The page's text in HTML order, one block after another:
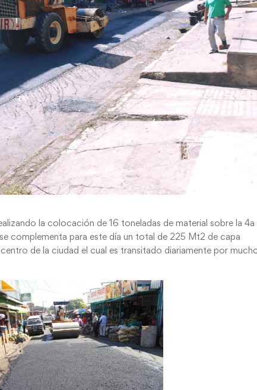
la colocación de 16 toneladas de material sobre la 4a
complementa para este día un total de 225 Mt2 de capa
de la ciudad el cual es transitado diariamente por